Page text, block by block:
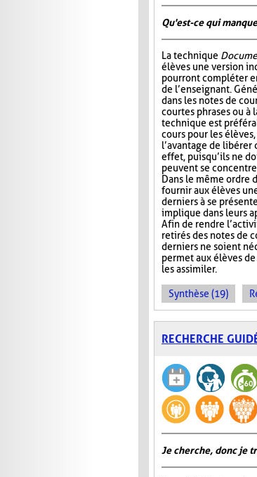
Qu'est-ce qui
La technique
élèves une version
pourront compléter
de l’enseignant.
dans les notes de
courtes phrases ou à
technique est
cours pour les élèves,
l’avantage de
effet, puisqu’ils ne
peuvent se
Dans le même ordre
fournir aux élèves
derniers à se
implique dans leurs
Afin de rendre
retirés des notes de
derniers ne soient
permet aux élèves
les assimiler.
Synthèse (19)
RECHERCHE
Je cherche, donc je